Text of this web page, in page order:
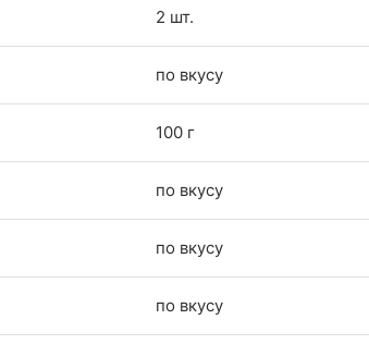
2 шт.
по вкусу
100 г
по вкусу
по вкусу
по вкусу